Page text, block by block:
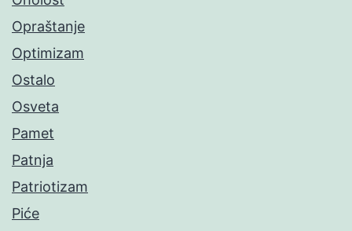
Opraštanje
Optimizam
Ostalo
Osveta
Pamet
Patnja
Patriotizam
Piće